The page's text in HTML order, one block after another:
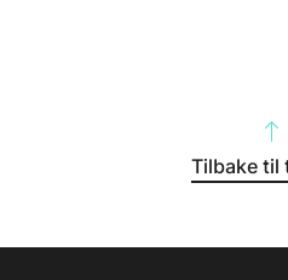
Tilbake til